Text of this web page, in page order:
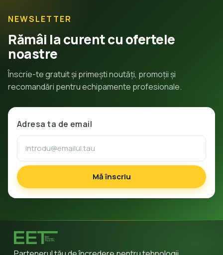
NEWSLETTER
Rămâi la curent cu ofertele
noastre
Înscrie-te gratuit și primești noutăți, promoții și
recomandări pentru echipamente profesionale.
Adresa ta de email
Mă înscriu